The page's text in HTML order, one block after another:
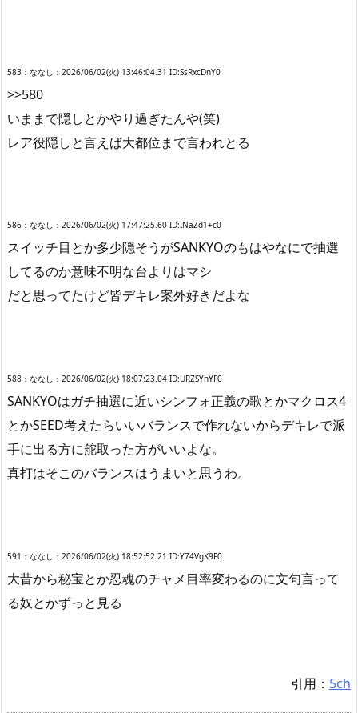
583：ななし：2026/06/02(火) 13:46:04.31 ID:SsRxcDnY0
>>580
いままで隠しとかやり過ぎたんや(笑)
レア役隠しと言えば大都位まで言われとる
586：ななし：2026/06/02(火) 17:47:25.60 ID:INaZd1+c0
スイッチ目とか多少隠そうがSANKYOのもはやなにで抽選
してるのか意味不明な台よりはマシ
だと思ってたけど皆デキレ案外好きだよな
588：ななし：2026/06/02(火) 18:07:23.04 ID:URZSYnYF0
SANKYOはガチ抽選に近いシンフォ正義の歌とかマクロス4
とかSEED考えたらいいバランスで作れないからデキレで派
手に出る方に舵取った方がいいよな。
真打はそこのバランスはうまいと思うわ。
591：ななし：2026/06/02(火) 18:52:52.21 ID:Y74VgK9F0
大昔から秘宝とか忍魂のチャメ目率変わるのに文句言って
る奴とかずっと見る
引用： 5ch